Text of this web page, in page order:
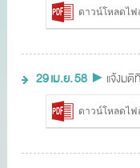
ดาวน์โหลดไฟ
29 เม.ย. 58 ► แจ้งม
ดาวน์โหลดไฟ